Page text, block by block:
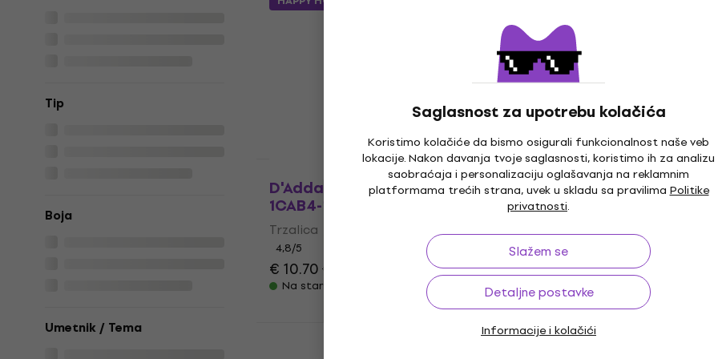
Saglasnost za upotrebu kolačića
Koristimo kolačiće da bismo osigurali funkcionalnost naše veb
lokacije. Nakon davanja tvoje saglasnosti, koristimo ih za analizu
saobraćaja i personalizaciju oglašavanja na reklamnim
platformama trećih strana, uvek u skladu sa pravilimaPolitike
privatnosti.
Slažem se
Detaljne postavke
Informacije i kolačići
Tip
Boja
Umetnik / Tema
Luna Tin Medium .88mm
Trzalica
Trzalica
5/5
Na stanju u skladištu
D'Addario Planet Waves
1CAB4-15BT3 Trzalica
Trzalica
4,8/5
€ 10.70€ 15.90
Na stanju u skladištu
Cascha Guitar Pick Set
Trzalica
Trzalica
€ 7.21
MUZMUZ-5
€ 7.90
Na stanju u skladištu
HAPPY HOUR
D'Addario Planet Waves
Kao novo